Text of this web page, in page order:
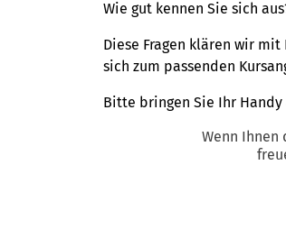
Fortbildungen oder auch
für sich!
Alle
Wie gut kennen Sie sich
Diese Fragen klären wir
sich zum passenden
Bitte bringen Sie Ihr
Wenn Ihnen